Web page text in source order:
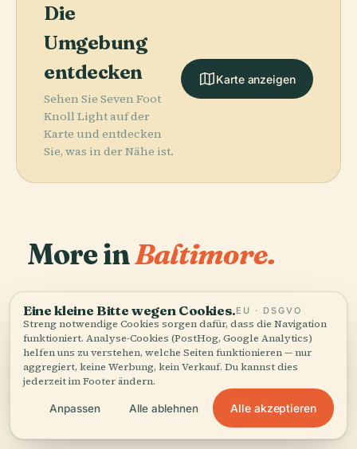
Die
Umgebung
entdecken
Sehen Sie Seven Foot
Knoll Light auf der
Karte und entdecken
Sie, was in der Nähe ist.
Karte anzeigen
More inBaltimore.
141 Orte zu entdecken — ein paar, die sich gut
kombinieren lassen.
Walters Art
Museum
Oriole Park At
Camden Yards
PLACE
Baltimore
Museum Of Art
PLACE
Memorial
Stadium
Alle 141 Orte in Baltimore
Eine kleine Bitte wegen Cookies.EU · DSGVO
Streng notwendige Cookies sorgen dafür, dass die Navigation
funktioniert. Analyse-Cookies (PostHog, Google Analytics)
helfen uns zu verstehen, welche Seiten funktionieren — nur
aggregiert, keine Werbung, kein Verkauf. Du kannst dies
jederzeit im Footer ändern.
Anpassen Alle ablehnen Alle akzeptieren